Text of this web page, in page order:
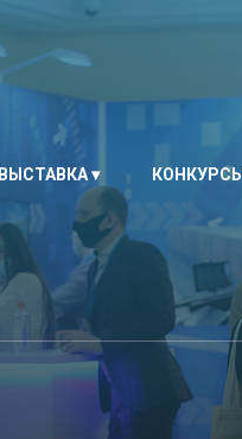
ВЫСТАВКА КОНКУРСЫ